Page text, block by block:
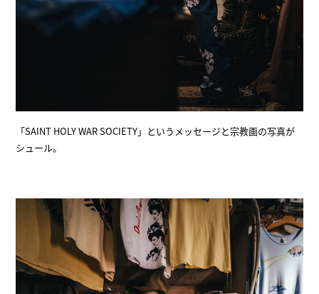
「SAINT HOLY WAR SOCIETY」というメッセージと宗教画の写真が
シュール。